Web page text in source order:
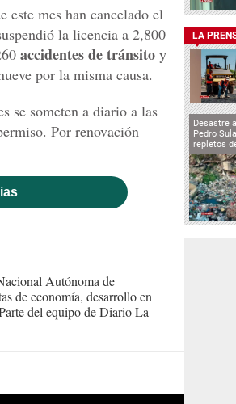
este mes han cancelado el
la licencia a 2,800
accidentes de tránsito y
por la misma causa.
se someten a diario a las
Por renovación
Autónoma de
de economía, desarrollo en
del equipo de Diario La
LA
Desastre
Pedro
repletos